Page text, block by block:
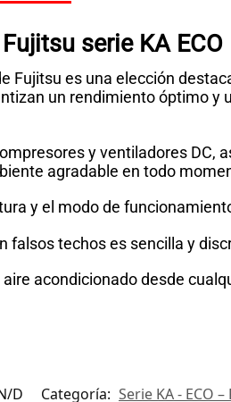
serie KA ECO
Fujitsu es una elección
un rendimiento óptimo y
y ventiladores DC,
agradable en todo
y el modo de
falsos techos es sencilla y
acondicionado desde
D Categoría: Serie KA - ECO